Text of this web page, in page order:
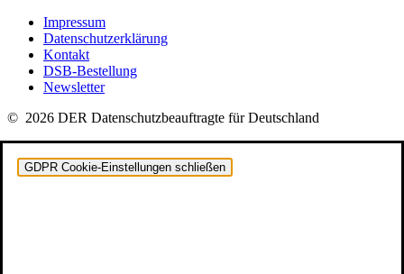
Impressum
Datenschutzerklärung
Kontakt
DSB-Bestellung
Newsletter
© 2026 DER Datenschutzbeauftragte für Deutschland
GDPR Cookie-Einstellungen schließen